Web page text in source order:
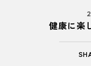
健康に楽